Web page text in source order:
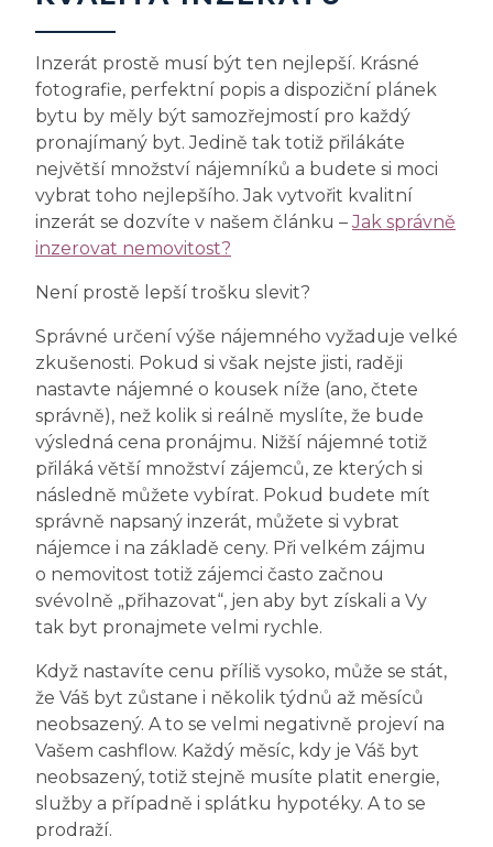
Inzerát prostě musí být ten nejlepší. Krásné
fotografie, perfektní popis a dispoziční plánek
bytu by měly být samozřejmostí pro každý
pronajímaný byt. Jedině tak totiž přilákáte
největší množství nájemníků a budete si moci
vybrat toho nejlepšího. Jak vytvořit kvalitní
inzerát se dozvíte v našem článku –Jak správně
inzerovat nemovitost?
Není prostě lepší trošku slevit?
Správné určení výše nájemného vyžaduje velké
zkušenosti. Pokud si však nejste jisti, raději
nastavte nájemné o kousek níže (ano, čtete
správně), než kolik si reálně myslíte, že bude
výsledná cena pronájmu. Nižší nájemné totiž
přiláká větší množství zájemců, ze kterých si
následně můžete vybírat. Pokud budete mít
správně napsaný inzerát, můžete si vybrat
nájemce i na základě ceny. Při velkém zájmu
o nemovitost totiž zájemci často začnou
svévolně „přihazovat“, jen aby byt získali a Vy
tak byt pronajmete velmi rychle.
Když nastavíte cenu příliš vysoko, může se stát,
že Váš byt zůstane i několik týdnů až měsíců
neobsazený. A to se velmi negativně projeví na
Vašem cashflow. Každý měsíc, kdy je Váš byt
neobsazený, totiž stejně musíte platit energie,
služby a případně i splátku hypotéky. A to se
prodraží.